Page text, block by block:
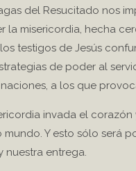
del Resucitado nos
la misericordia, hecha
testigos de Jesús
de poder al
a los que
invada el
Y esto sólo será
nuestra entrega.